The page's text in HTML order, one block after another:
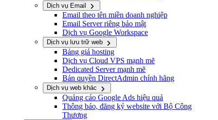
Dịch vụ Email
Email theo tên miền doanh nghiệp
Email Server riêng bảo mật
Dịch vụ Google Workspace
Dịch vụ lưu trữ web
Bảng giá hosting
Dịch vụ Cloud VPS mạnh mẽ
Dedicated Server mạnh mẽ
Bản quyền DirectAdmin chính hãng
Dịch vụ web khác
Quảng cáo Google Ads hiệu quả
Thông báo, đăng ký website với Bộ Công
Thương